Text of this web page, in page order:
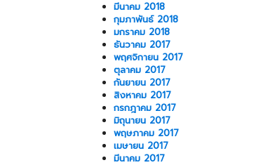
มีนาคม 2018
กุมภาพันธ์ 2018
มกราคม 2018
ธันวาคม 2017
พฤศจิกายน 2017
ตุลาคม 2017
กันยายน 2017
สิงหาคม 2017
กรกฎาคม 2017
มิถุนายน 2017
พฤษภาคม 2017
เมษายน 2017
มีนาคม 2017